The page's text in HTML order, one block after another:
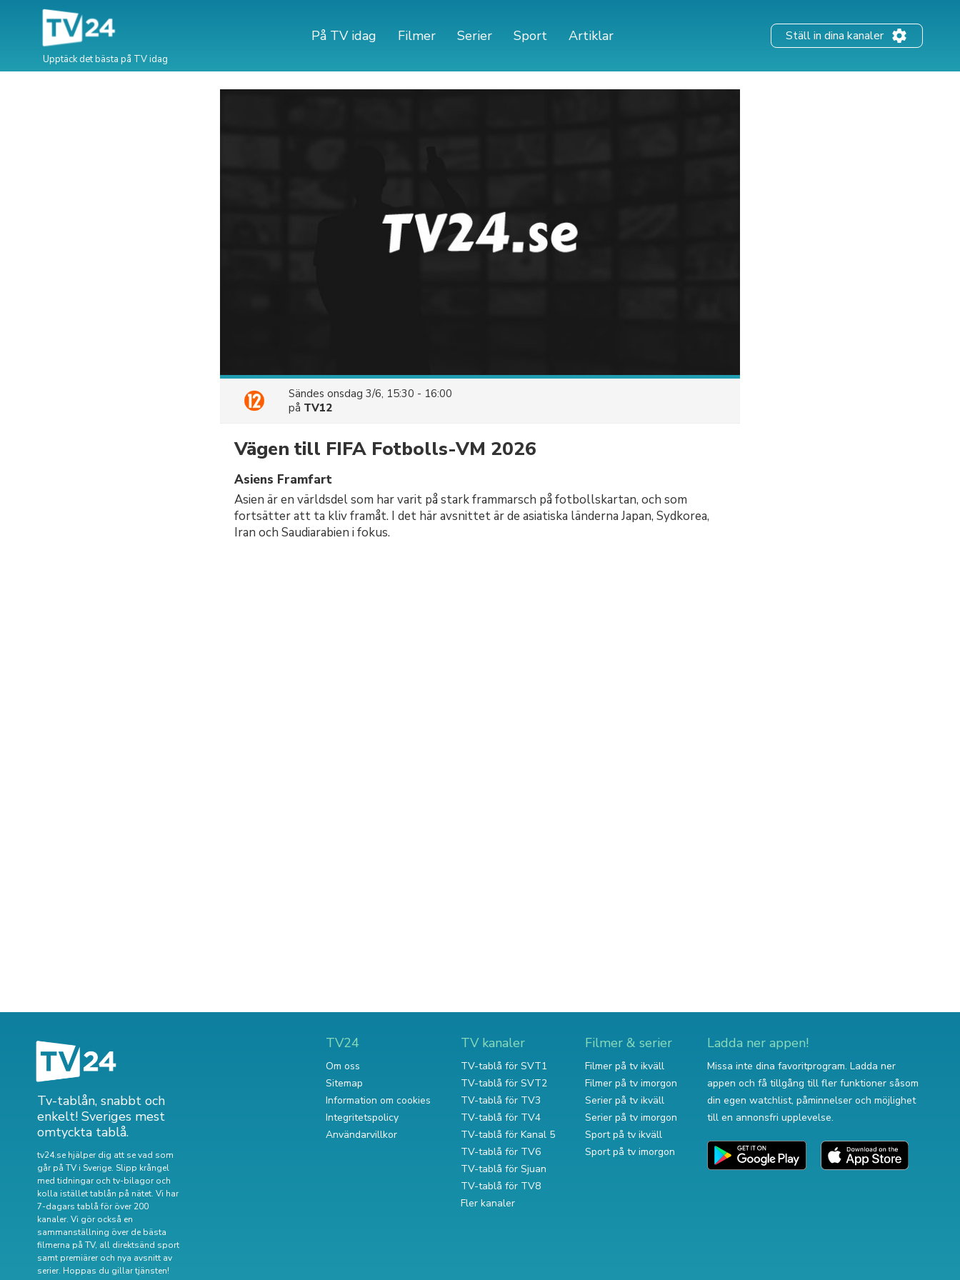
Upptäck det bästa på TV idag
På TV idag Filmer Serier Sport Artiklar Ställ in dina kanaler
Sändes onsdag 3/6, 15:30 - 16:00
på TV12
Vägen till FIFA Fotbolls-VM 2026
Asiens Framfart
Asien är en världsdel som har varit på stark frammarsch på fotbollskartan, och som
fortsätter att ta kliv framåt. I det här avsnittet är de asiatiska länderna Japan, Sydkorea,
Iran och Saudiarabien i fokus.
Tv-tablån, snabbt och
enkelt! Sveriges mest
omtyckta tablå.
tv24.se hjälper dig att se vad som
går på TV i Sverige. Slipp krångel
med tidningar och tv-bilagor och
kolla istället tablån på nätet. Vi har
7-dagars tablå för över 200
kanaler. Vi gör också en
sammanställning överde bästa
filmerna på TV, all direktsänd sport
samt premiärer och nya avsnitt av
serier. Hoppas du gillar tjänsten!
TV24
Om oss
Sitemap
Information om cookies
Integritetspolicy
Användarvillkor
TV kanaler
TV-tablå för SVT1
TV-tablå för SVT2
TV-tablå för TV3
TV-tablå för TV4
TV-tablå för Kanal 5
TV-tablå för TV6
TV-tablå för Sjuan
TV-tablå för TV8
Fler kanaler
Filmer & serier
Filmer på tv ikväll
Filmer på tv imorgon
Serier på tv ikväll
Serier på tv imorgon
Sport på tv ikväll
Sport på tv imorgon
Ladda ner appen!
Missa inte dina favoritprogram. Ladda ner
appen och få tillgång till fler funktioner såsom
din egen watchlist, påminnelser och möjlighet
till en annonsfri upplevelse.